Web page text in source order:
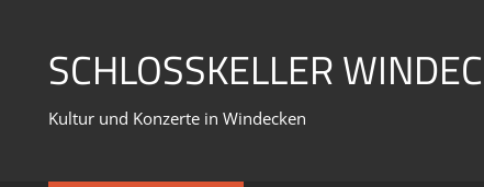
springenSCHLOSSKELLER
Kultur und Konzerte in Windecken